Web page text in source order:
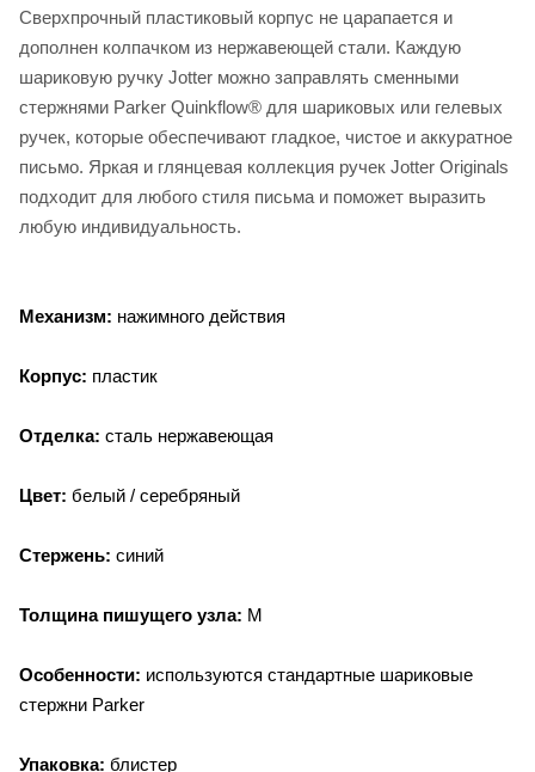
Сверхпрочный пластиковый корпус не царапается и
дополнен колпачком из нержавеющей стали. Каждую
шариковую ручку Jotter можно заправлять сменными
стержнями Parker Quinkflow® для шариковых или гелевых
ручек, которые обеспечивают гладкое, чистое и аккуратное
письмо. Яркая и глянцевая коллекция ручек Jotter Originals
подходит для любого стиля письма и поможет выразить
любую индивидуальность.
Механизм: нажимного действия
Корпус: пластик
Отделка: сталь нержавеющая
Цвет: белый / серебряный
Стержень: синий
Толщина пишущего узла: М
Особенности: используются стандартные шариковые
стержни Parker
Упаковка: блистер